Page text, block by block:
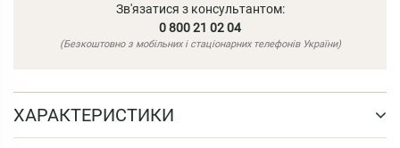
Зв'язатися з консультантом:
0 800 21 02 04
(Безкоштовно з мобільних і стаціонарних телефонів України)
ХАРАКТЕРИСТИКИ